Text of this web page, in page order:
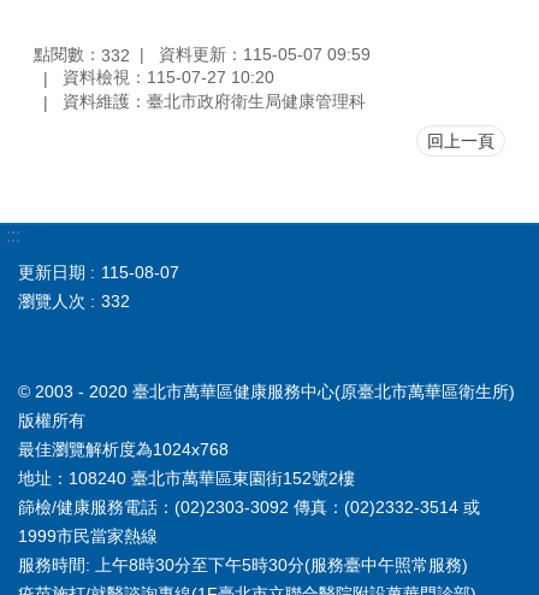
點閱數： 332
資料更新：115-05-07 09:59
資料檢視：115-07-27 10:20
資料維護：臺北市政府衛生局健康管理科
回上一頁
:::
更新日期
115-08-07
瀏覽人次
332
© 2003 - 2020 臺北市萬華區健康服務中心(原臺北市萬華區衛生所)
版權所有
最佳瀏覽解析度為1024x768
地址：108240 臺北市萬華區東園街152號2樓
篩檢/健康服務電話：(02)2303-3092 傳真：(02)2332-3514 或
1999市民當家熱線
服務時間: 上午8時30分至下午5時30分(服務臺中午照常服務)